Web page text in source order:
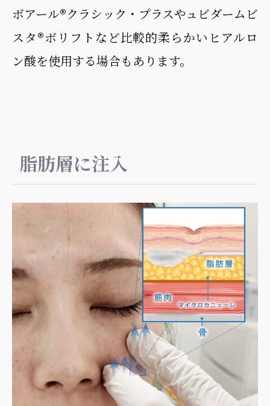
ボアール®︎クラシック・プラスやュビダームビ
スタ®︎ボリフトなど比較的柔らかいヒアルロ
ン酸を使用する場合もあります。
脂肪層に注入